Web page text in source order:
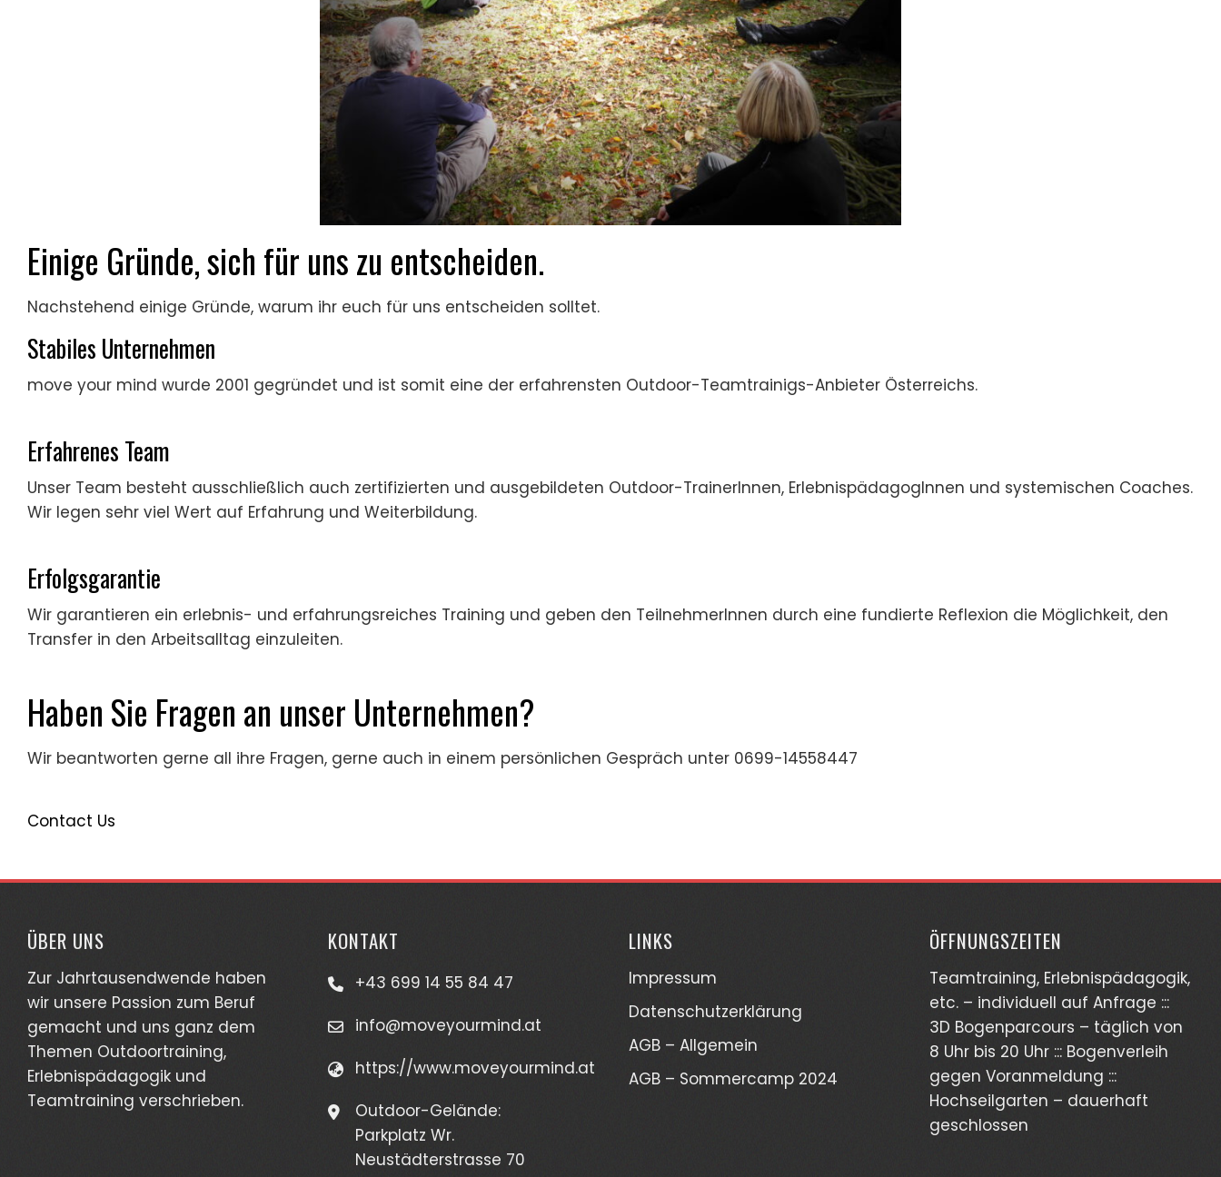
Einige Gründe, sich für uns zu entscheiden.
Nachstehend einige Gründe, warum ihr euch für uns entscheiden solltet.
Stabiles Unternehmen
move your mind wurde 2001 gegründet und ist somit eine der erfahrensten Outdoor-Teamtrainigs-Anbieter Österreichs.
Erfahrenes Team
Unser Team besteht ausschließlich auch zertifizierten und ausgebildeten Outdoor-TrainerInnen, ErlebnispädagogInnen und systemischen Coaches.
Wir legen sehr viel Wert auf Erfahrung und Weiterbildung.
Erfolgsgarantie
Wir garantieren ein erlebnis- und erfahrungsreiches Training und geben den TeilnehmerInnen durch eine fundierte Reflexion die Möglichkeit, den
Transfer in den Arbeitsalltag einzuleiten.
Haben Sie Fragen an unser Unternehmen?
Wir beantworten gerne all ihre Fragen, gerne auch in einem persönlichen Gespräch unter 0699-14558447
Contact Us
ÜBER UNS
Zur Jahrtausendwende haben
wir unsere Passion zum Beruf
gemacht und uns ganz dem
Themen Outdoortraining,
Erlebnispädagogik und
Teamtraining verschrieben.
KONTAKT
+43 699 14 55 84 47
info@moveyourmind.at
https://www.moveyourmind.at
Outdoor-Gelände:
Parkplatz Wr.
Neustädterstrasse 70
LINKS
Impressum
Datenschutzerklärung
AGB – Allgemein
AGB – Sommercamp 2024
ÖFFNUNGSZEITEN
Teamtraining, Erlebnispädagogik,
etc. – individuell auf Anfrage :::
3D Bogenparcours – täglich von
8 Uhr bis 20 Uhr ::: Bogenverleih
gegen Voranmeldung :::
Hochseilgarten – dauerhaft
geschlossen